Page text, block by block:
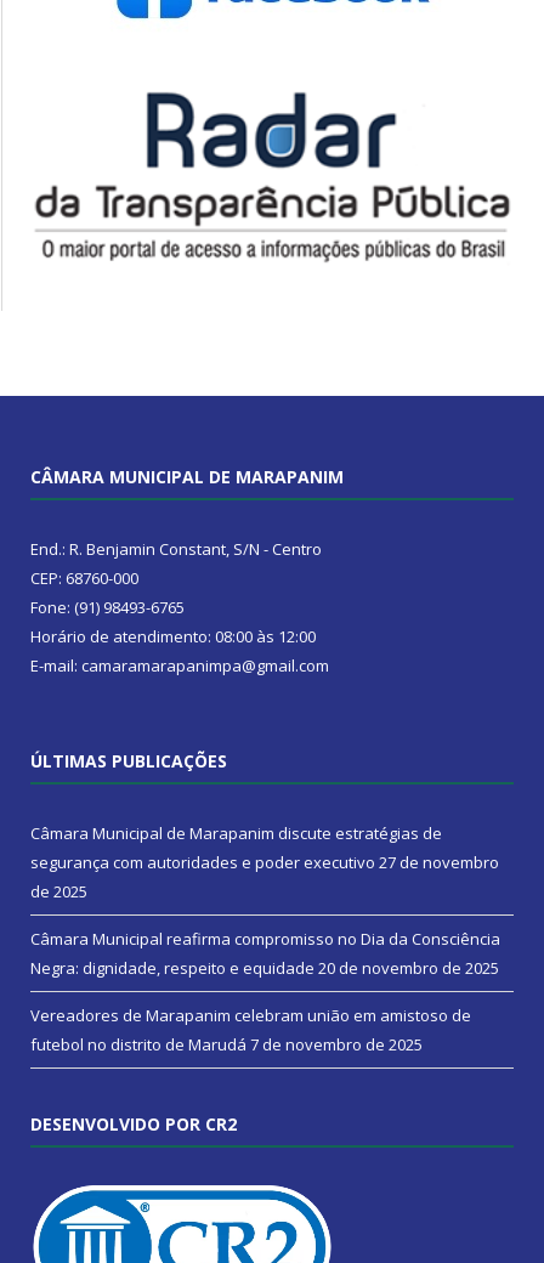
CÂMARA MUNICIPAL DE MARAPANIM
End.: R. Benjamin Constant, S/N - Centro
CEP: 68760-000
Fone: (91) 98493-6765
Horário de atendimento: 08:00 às 12:00
E-mail: camaramarapanimpa@gmail.com
ÚLTIMAS PUBLICAÇÕES
Câmara Municipal de Marapanim discute estratégias de
segurança com autoridades e poder executivo 27 de novembro
de 2025
Câmara Municipal reafirma compromisso no Dia da Consciência
Negra: dignidade, respeito e equidade 20 de novembro de 2025
Vereadores de Marapanim celebram união em amistoso de
futebol no distrito de Marudá 7 de novembro de 2025
DESENVOLVIDO POR CR2